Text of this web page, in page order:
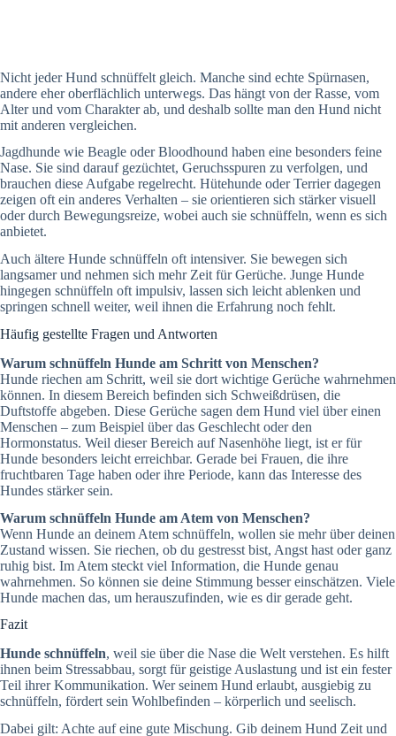
Nicht jeder Hund schnüffelt gleich. Manche sind echte Spürnasen,
andere eher oberflächlich unterwegs. Das hängt von der Rasse, vom
Alter und vom Charakter ab, und deshalb sollte man den Hund nicht
mit anderen vergleichen.
Jagdhunde wie Beagle oder Bloodhound haben eine besonders feine
Nase. Sie sind darauf gezüchtet, Geruchsspuren zu verfolgen, und
brauchen diese Aufgabe regelrecht. Hütehunde oder Terrier dagegen
zeigen oft ein anderes Verhalten – sie orientieren sich stärker visuell
oder durch Bewegungsreize, wobei auch sie schnüffeln, wenn es sich
anbietet.
Auch ältere Hunde schnüffeln oft intensiver. Sie bewegen sich
langsamer und nehmen sich mehr Zeit für Gerüche. Junge Hunde
hingegen schnüffeln oft impulsiv, lassen sich leicht ablenken und
springen schnell weiter, weil ihnen die Erfahrung noch fehlt.
Häufig gestellte Fragen und Antworten
Warum schnüffeln Hunde am Schritt von Menschen?
Hunde riechen am Schritt, weil sie dort wichtige Gerüche wahrnehmen
können. In diesem Bereich befinden sich Schweißdrüsen, die
Duftstoffe abgeben. Diese Gerüche sagen dem Hund viel über einen
Menschen – zum Beispiel über das Geschlecht oder den
Hormonstatus. Weil dieser Bereich auf Nasenhöhe liegt, ist er für
Hunde besonders leicht erreichbar. Gerade bei Frauen, die ihre
fruchtbaren Tage haben oder ihre Periode, kann das Interesse des
Hundes stärker sein.
Warum schnüffeln Hunde am Atem von Menschen?
Wenn Hunde an deinem Atem schnüffeln, wollen sie mehr über deinen
Zustand wissen. Sie riechen, ob du gestresst bist, Angst hast oder ganz
ruhig bist. Im Atem steckt viel Information, die Hunde genau
wahrnehmen. So können sie deine Stimmung besser einschätzen. Viele
Hunde machen das, um herauszufinden, wie es dir gerade geht.
Fazit
Hunde schnüffeln, weil sie über die Nase die Welt verstehen. Es hilft
ihnen beim Stressabbau, sorgt für geistige Auslastung und ist ein fester
Teil ihrer Kommunikation. Wer seinem Hund erlaubt, ausgiebig zu
schnüffeln, fördert sein Wohlbefinden – körperlich und seelisch.
Dabei gilt: Achte auf eine gute Mischung. Gib deinem Hund Zeit und